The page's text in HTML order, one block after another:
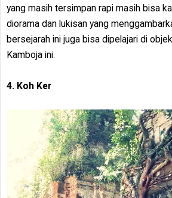
yang masih tersimpan rapi masih bisa
diorama dan lukisan yang
bersejarah ini juga bisa dipelajari di
Kamboja ini.
4. Koh Ker